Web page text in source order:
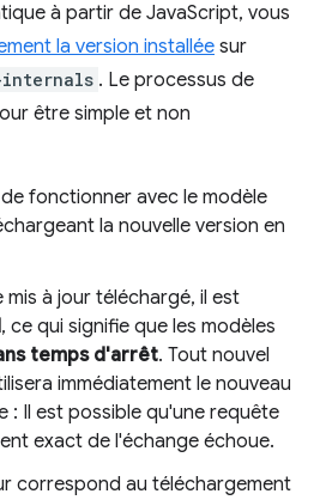
à partir de JavaScript, vous
la version installée sur
internals . Le processus de
être simple et non
fonctionner avec le modèle
la nouvelle version en
mis à jour téléchargé, il est
, ce qui signifie que les modèles
temps d'arrêt. Tout nouvel
immédiatement le nouveau
: Il est possible qu'une requête
exact de l'échange échoue.
correspond au téléchargement